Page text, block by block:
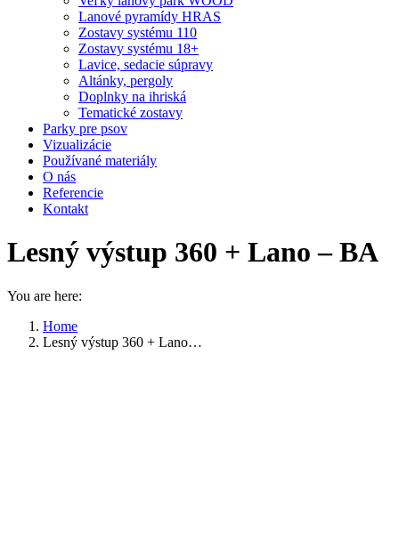
Lanové pyramídy HRAS
Zostavy systému 110
Zostavy systému 18+
Lavice, sedacie súpravy
Altánky, pergoly
Doplnky na ihriská
Tematické zostavy
Parky pre psov
Vizualizácie
Používané materiály
O nás
Referencie
Kontakt
Lesný výstup 360 + Lano – BA
You are here:
Home
Lesný výstup 360 + Lano…